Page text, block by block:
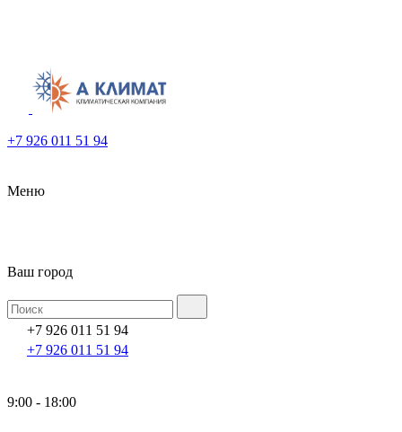
+7 926 011 51 94
Меню
Ваш город
+7 926 011 51 94
+7 926 011 51 94
9:00 - 18:00